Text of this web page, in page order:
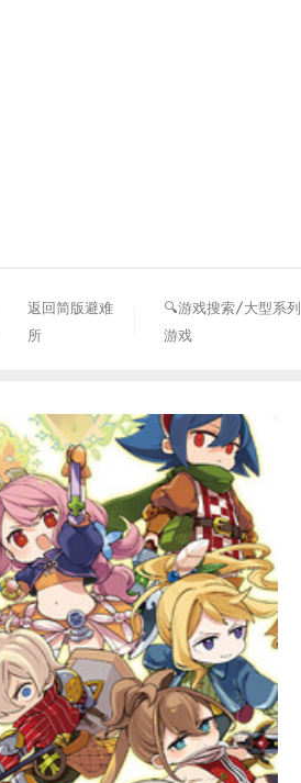
返回简版避难
所
🔍游戏搜索/大型系列
游戏